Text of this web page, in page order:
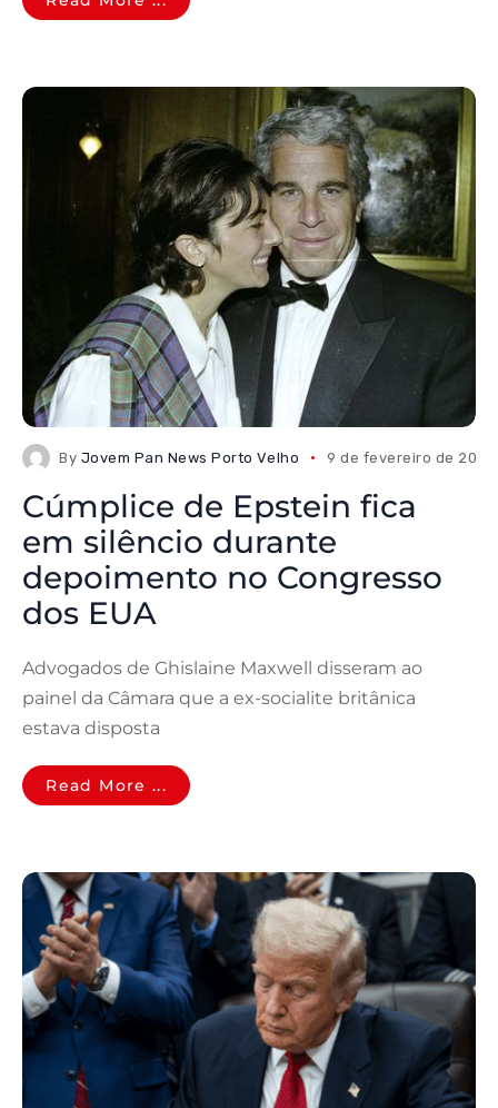
By Jovem Pan News Porto Velho 9 de fevereiro de 2026
Cúmplice de Epstein fica
em silêncio durante
depoimento no Congresso
dos EUA
Advogados de Ghislaine Maxwell disseram ao
painel da Câmara que a ex-socialite britânica
estava disposta
Read More ...